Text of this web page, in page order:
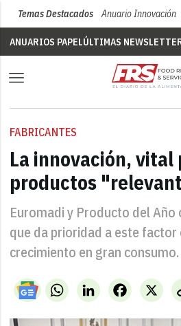
Temas Destacados Anuario Innovación
ANUARIOS PAPELÚLTIMAS
FABRICANTES
La innovación, vital
productos
Euromadi y Producto del Año
que da prioridad a este
crecimiento en gran consumo.
WhatsAppLinkedIn X
Facebook